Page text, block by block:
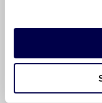
voor de
Euro 6
Hoeveel